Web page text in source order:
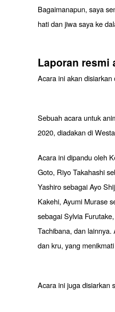
Bagaimanapun, saya
hati dan jiwa saya ke
Laporan resmi
Acara ini akan
Sebuah acara untuk
2020, diadakan di
Acara ini dipandu oleh
Goto, Riyo Takahashi
Yashiro sebagai Ayo
Kakehi, Ayumi Murase
sebagai Sylvia
Tachibana, dan
dan kru, yang
Acara ini juga disiarkan